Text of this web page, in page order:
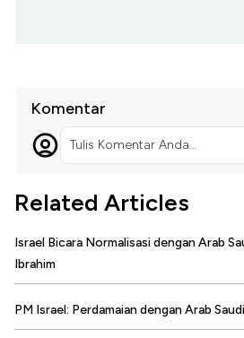
Komentar
Tulis Komentar Anda...
Related Articles
Israel Bicara Normalisasi dengan Arab
Ibrahim
PM Israel: Perdamaian dengan Arab